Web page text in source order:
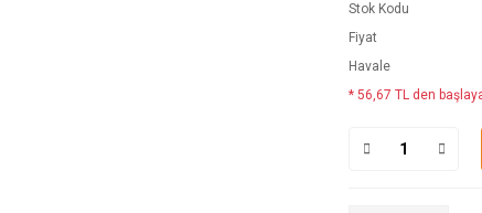
Stok Kodu
Fiyat
Havale
* 56,67 TL den